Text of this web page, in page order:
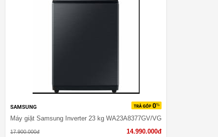
SAMSUNG
Máy giặt Samsung Inverter 23 kg WA23A8377GV/VG
17.900.000đ 14.990.000đ